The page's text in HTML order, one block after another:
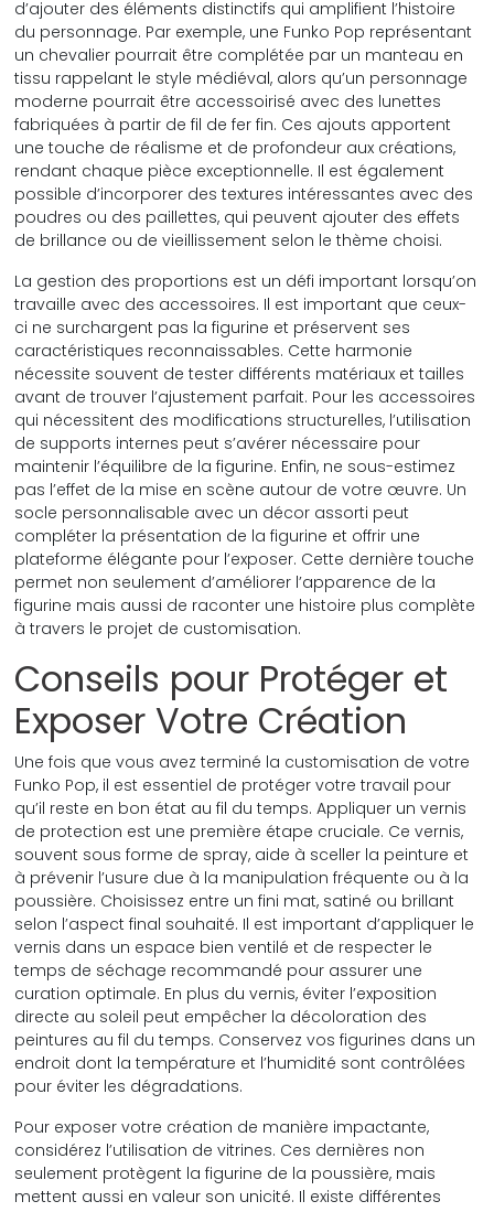
d’ajouter des éléments distinctifs qui amplifient l’histoire
du personnage. Par exemple, une Funko Pop représentant
un chevalier pourrait être complétée par un manteau en
tissu rappelant le style médiéval, alors qu’un personnage
moderne pourrait être accessoirisé avec des lunettes
fabriquées à partir de fil de fer fin. Ces ajouts apportent
une touche de réalisme et de profondeur aux créations,
rendant chaque pièce exceptionnelle. Il est également
possible d’incorporer des textures intéressantes avec des
poudres ou des paillettes, qui peuvent ajouter des effets
de brillance ou de vieillissement selon le thème choisi.
La gestion des proportions est un défi important lorsqu’on
travaille avec des accessoires. Il est important que ceux-
ci ne surchargent pas la figurine et préservent ses
caractéristiques reconnaissables. Cette harmonie
nécessite souvent de tester différents matériaux et tailles
avant de trouver l’ajustement parfait. Pour les accessoires
qui nécessitent des modifications structurelles, l’utilisation
de supports internes peut s’avérer nécessaire pour
maintenir l’équilibre de la figurine. Enfin, ne sous-estimez
pas l’effet de la mise en scène autour de votre œuvre. Un
socle personnalisable avec un décor assorti peut
compléter la présentation de la figurine et offrir une
plateforme élégante pour l’exposer. Cette dernière touche
permet non seulement d’améliorer l’apparence de la
figurine mais aussi de raconter une histoire plus complète
à travers le projet de customisation.
Conseils pour Protéger et
Exposer Votre Création
Une fois que vous avez terminé la customisation de votre
Funko Pop, il est essentiel de protéger votre travail pour
qu’il reste en bon état au fil du temps. Appliquer un vernis
de protection est une première étape cruciale. Ce vernis,
souvent sous forme de spray, aide à sceller la peinture et
à prévenir l’usure due à la manipulation fréquente ou à la
poussière. Choisissez entre un fini mat, satiné ou brillant
selon l’aspect final souhaité. Il est important d’appliquer le
vernis dans un espace bien ventilé et de respecter le
temps de séchage recommandé pour assurer une
curation optimale. En plus du vernis, éviter l’exposition
directe au soleil peut empêcher la décoloration des
peintures au fil du temps. Conservez vos figurines dans un
endroit dont la température et l’humidité sont contrôlées
pour éviter les dégradations.
Pour exposer votre création de manière impactante,
considérez l’utilisation de vitrines. Ces dernières non
seulement protègent la figurine de la poussière, mais
mettent aussi en valeur son unicité. Il existe différentes